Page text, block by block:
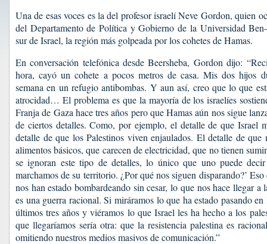
Una de esas voces es la del profesor israelí Neve Gordon, quien
del Departamento de Política y Gobierno de la Universidad
sur de Israel, la región más golpeada por los cohetes de Hamas.
En conversación telefónica desde Beersheba, Gordon dijo:
hora, cayó un cohete a pocos metros de casa. Mis dos hijos
semana en un refugio antibombas. Y aun así, creo que lo que
atrocidad… El problema es que la mayoría de los israelíes
Franja de Gaza hace tres años pero que Hamas aún nos sigue
de ciertos detalles. Como, por ejemplo, el detalle de que Israel
detalle de que los Palestinos viven enjaulados. El detalle de que
alimentos básicos, que carecen de electricidad, que no tienen
se ignoran este tipo de detalles, lo único que uno puede
marchamos de su territorio. ¿Por qué nos siguen disparando?’
nos han estado bombardeando sin cesar, lo que nos hace llegar a
es una guerra racional. Si miráramos lo que ha estado pasando
últimos tres años y viéramos lo que Israel les ha hecho a los
que llegaríamos sería otra: que la resistencia palestina es
omitiendo nuestros medios masivos de comunicación.”